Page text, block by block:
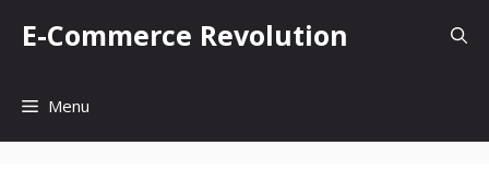
E-Commerce Revolution
Menu